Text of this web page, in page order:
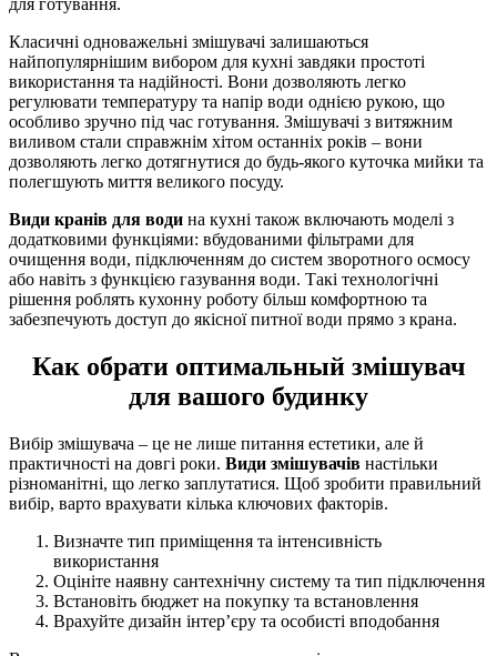
Класичні одноважельні змішувачі залишаються
найпопулярнішим вибором для кухні завдяки простоті
використання та надійності. Вони дозволяють легко
регулювати температуру та напір води однією рукою, що
особливо зручно під час готування. Змішувачі з витяжним
виливом стали справжнім хітом останніх років – вони
дозволяють легко дотягнутися до будь-якого куточка мийки та
полегшують миття великого посуду.
Види кранів для води на кухні також включають моделі з
додатковими функціями: вбудованими фільтрами для
очищення води, підключенням до систем зворотного осмосу
або навіть з функцією газування води. Такі технологічні
рішення роблять кухонну роботу більш комфортною та
забезпечують доступ до якісної питної води прямо з крана.
Как обрати оптимальный змішувач
для вашого будинку
Вибір змішувача – це не лише питання естетики, але й
практичності на довгі роки. Види змішувачів настільки
різноманітні, що легко заплутатися. Щоб зробити правильний
вибір, варто врахувати кілька ключових факторів.
Визначте тип приміщення та інтенсивність
використання
Оцініте наявну сантехнічну систему та тип підключення
Встановіть бюджет на покупку та встановлення
Врахуйте дизайн інтер’єру та особисті вподобання